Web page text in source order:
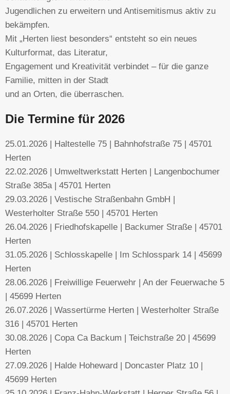
Jugendlichen zu erweitern und Antisemitismus aktiv zu
bekämpfen.
Mit „Herten liest besonders“ entsteht so ein neues
Kulturformat, das Literatur,
Engagement und Kreativität verbindet – für die ganze
Familie, mitten in der Stadt
und an Orten, die überraschen.
Die Termine für 2026
25.01.2026 | Haltestelle 75 | Bahnhofstraße 75 | 45701
Herten
22.02.2026 | Umweltwerkstatt Herten | Langenbochumer
Straße 385a | 45701 Herten
29.03.2026 | Vestische Straßenbahn GmbH |
Westerholter Straße 550 | 45701 Herten
26.04.2026 | Friedhofskapelle | Backumer Straße | 45701
Herten
31.05.2026 | Schlosskapelle | Im Schlosspark 14 | 45699
Herten
28.06.2026 | Freiwillige Feuerwehr | An der Feuerwache 5
| 45699 Herten
26.07.2026 | Wassertürme Herten | Westerholter Straße
316 | 45701 Herten
30.08.2026 | Copa Ca Backum | Teichstraße 20 | 45699
Herten
27.09.2026 | Halde Hoheward | Doncaster Platz 10 |
45699 Herten